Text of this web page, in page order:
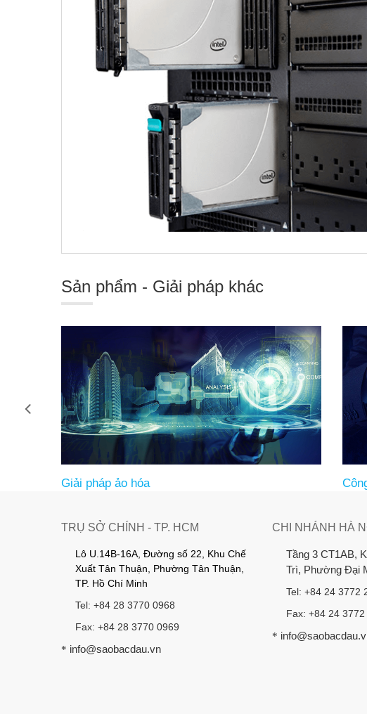
Sản phẩm - Giải pháp khác
Giải pháp ảo hóa
TRỤ SỞ CHÍNH - TP. HCM
Lô U.14B-16A, Đường số 22, Khu Chế
Xuất Tân Thuận, Phường Tân Thuận,
TP. Hồ Chí Minh
Tel: +84 28 3770 0968
Fax: +84 28 3770 0969
* info@saobacdau.vn
CHI NHÁNH HÀ
Tầng 3 CT1AB,
Trì, Phường Đại
Tel: +84 24 3772
Fax: +84 24
*